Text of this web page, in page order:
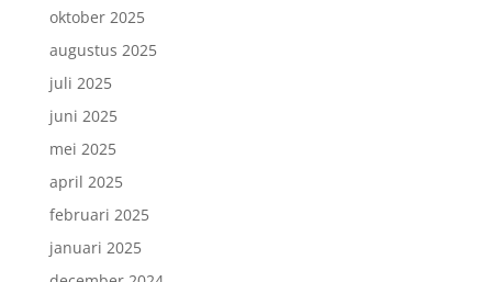
oktober 2025
augustus 2025
juli 2025
juni 2025
mei 2025
april 2025
februari 2025
januari 2025